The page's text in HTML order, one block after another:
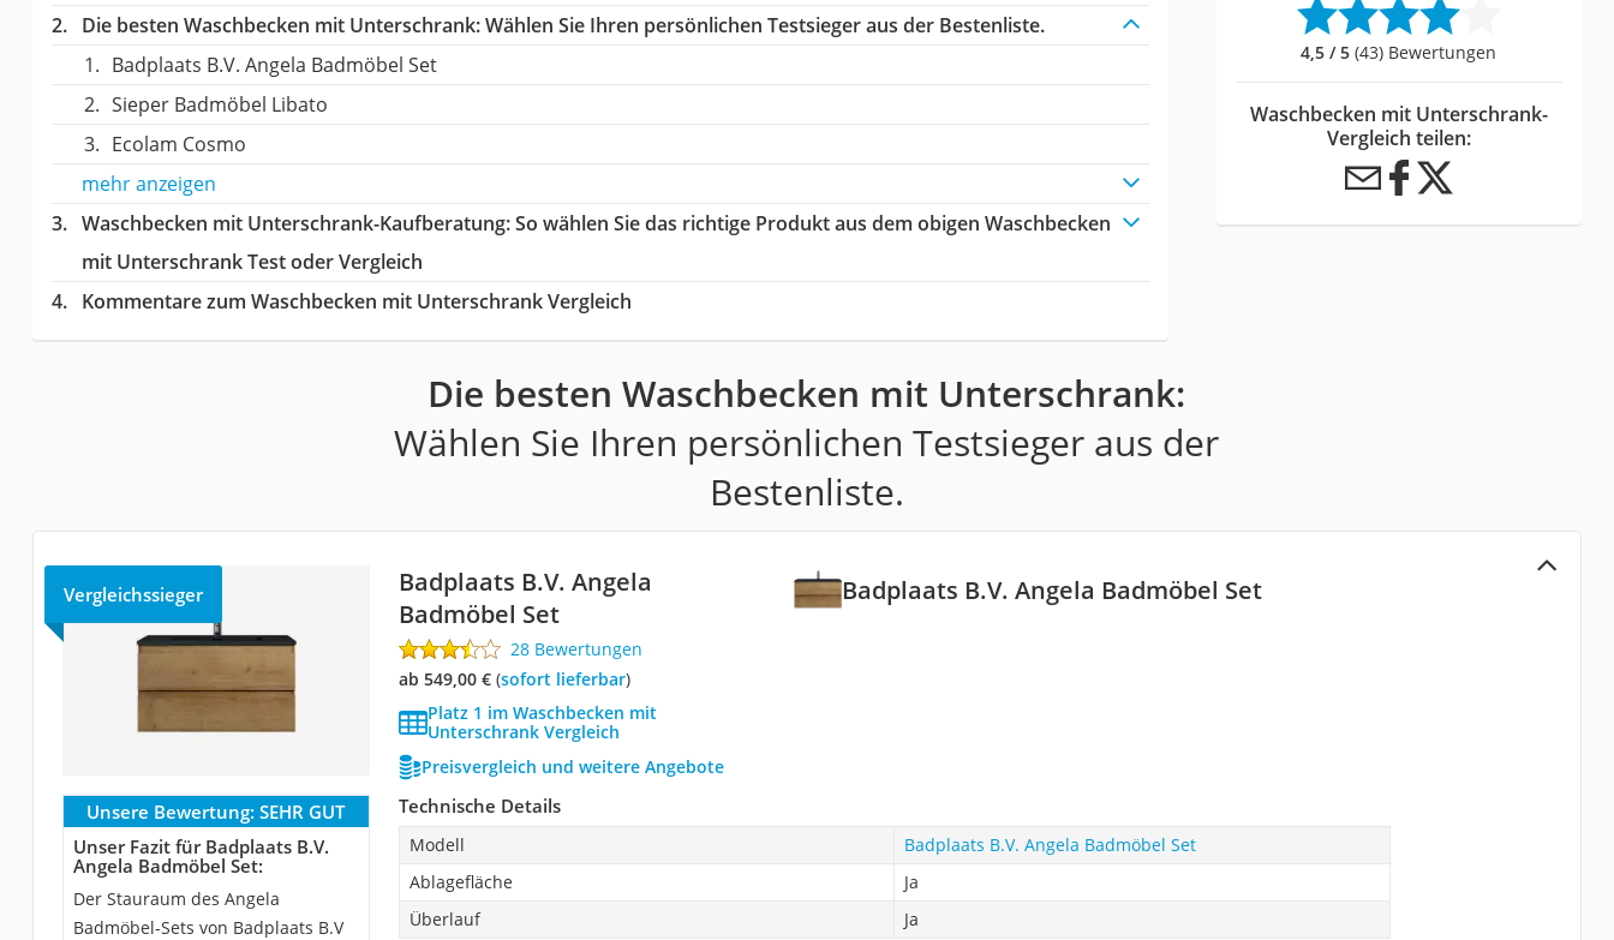
Die besten Waschbecken mit Unterschrank:Wählen Sie Ihren persönlichen Testsieger aus der Bestenliste.
Badplaats B.V. Angela Badmöbel Set
Sieper Badmöbel Libato
Ecolam Cosmo
mehr anzeigen
Waschbecken mit Unterschrank-Kaufberatung: So wählen Sie das richtige Produkt aus dem obigen Waschbecken
mit Unterschrank Test oder Vergleich
Kommentare zum Waschbecken mit Unterschrank Vergleich
4,5 / 5 (43) Bewertungen
Waschbecken mit Unterschrank-
Vergleich teilen:
Die besten Waschbecken mit Unterschrank:
Wählen Sie Ihren persönlichen Testsieger aus der
Bestenliste.
Badplaats B.V. Angela Badmöbel Set
Vergleichssieger
Badplaats B.V. Angela
Badmöbel Set
28 Bewertungen
ab 549,00 €( Sofort lieferbar)
Platz 1 im Waschbecken mit
Unterschrank Vergleich
Preisvergleich und weitere Angebote
Unsere Bewertung: SEHR GUT
Unser Fazit für Badplaats B.V.
Angela Badmöbel Set:
Der Stauraum des Angela
Badmöbel-Sets von Badplaats B.V
Technische Details
Modell
Badplaats B.V. Angela Badmöbel Set
Ablagefläche
Ja
Überlauf
Ja